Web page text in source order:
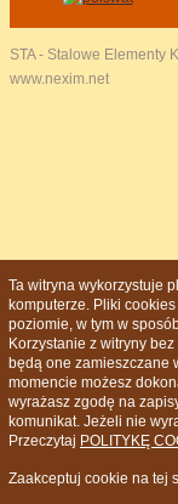
STA - Stalowe Elementy
www.nexim.net
Ta witryna wykorzystuje
komputerze. Pliki
poziomie, w tym w
Korzystanie z witryny
będą one zamieszczane
momencie możesz
wyrażasz zgodę na
komunikat. Jeżeli nie
Przeczytaj POLITYKĘ
Zaakceptuj cookie na tej